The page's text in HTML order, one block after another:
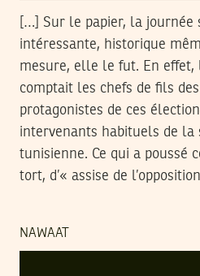
[…] Sur le papier, la journée
intéressante, historique
mesure, elle le fut. En effet,
comptait les chefs de fils
protagonistes de ces
intervenants habituels de la
tunisienne. Ce qui a poussé
tort, d’« assise de
NAWAAT